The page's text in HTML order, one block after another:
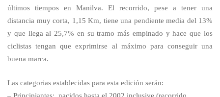
últimos tiempos en Manilva. El recorrido, pese a tener una
distancia muy corta, 1,15 Km, tiene una pendiente media del 13%
y que llega al 25,7% en su tramo más empinado y hace que los
ciclistas tengan que exprimirse al máximo para conseguir una
buena marca.
Las categorias establecidas para esta edición serán:
– Principiantes: nacidos hasta el 2002 inclusive (recorrido